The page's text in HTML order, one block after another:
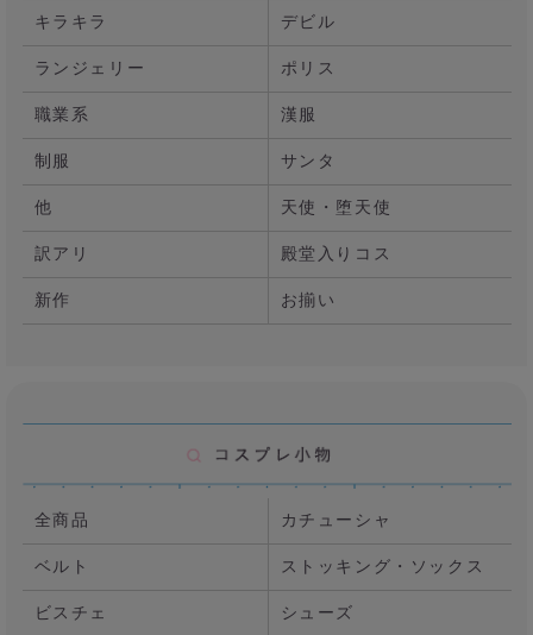
キラキラ
デビル
ランジェリー
ポリス
職業系
漢服
制服
サンタ
他
天使・堕天使
訳アリ
殿堂入りコス
新作
お揃い
全商品
カチューシャ
ベルト
ストッキング・ソックス
ビスチェ
シューズ